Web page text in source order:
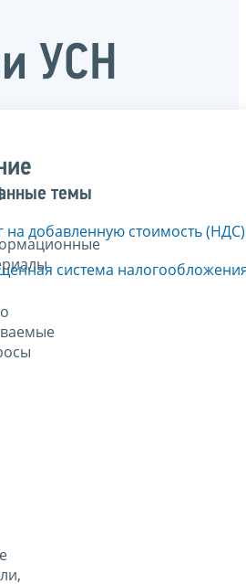
УСН
темы
на добавленную стоимость (НДС)
система